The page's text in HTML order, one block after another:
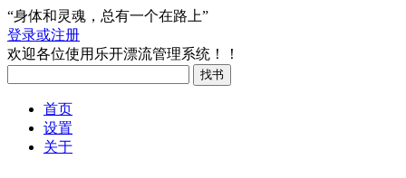
“身体和灵魂，总有一个在路上”
登录或注册
欢迎各位使用乐开漂流管理系统！！
首页
设置
关于